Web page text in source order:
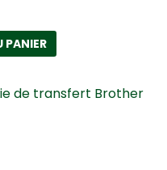
PANIER
de transfert Brother